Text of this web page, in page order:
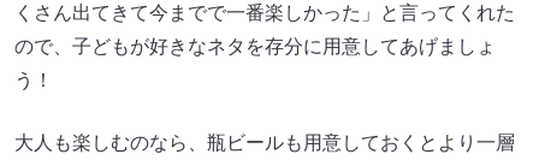
くさん出てきて今までで一番楽しかった」と言ってくれた
ので、子どもが好きなネタを存分に用意してあげましょ
う！
大人も楽しむのなら、瓶ビールも用意しておくとより一層